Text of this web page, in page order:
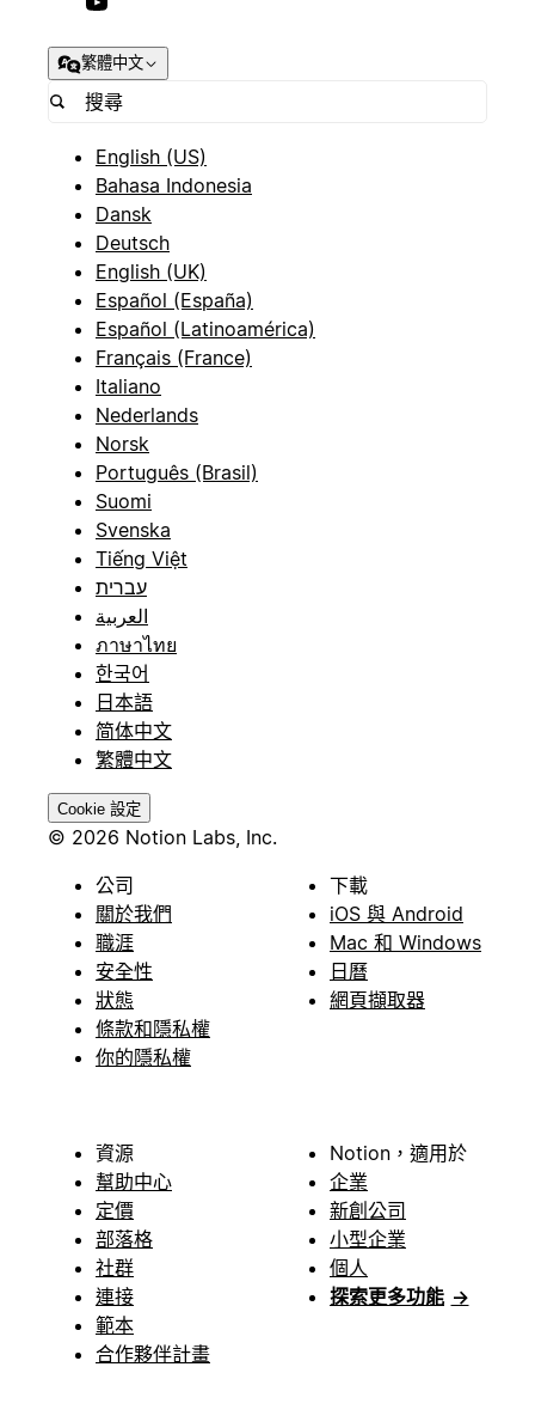
繁體中文
English (US)
Bahasa Indonesia
Dansk
Deutsch
English (UK)
Español (España)
Español (Latinoamérica)
Français (France)
Italiano
Nederlands
Norsk
Português (Brasil)
Suomi
Svenska
Tiếng Việt
עברית
العربية
ภาษาไทย
한국어
日本語
简体中文
繁體中文
Cookie 設定
© 2026 Notion Labs, Inc.
公司
關於我們
職涯
安全性
狀態
條款和隱私權
你的隱私權
下載
iOS 與 Android
Mac 和 Windows
日曆
網頁擷取器
資源
幫助中心
定價
部落格
社群
連接
範本
合作夥伴計畫
Notion，適用於
企業
新創公司
小型企業
個人
探索更多功能 →